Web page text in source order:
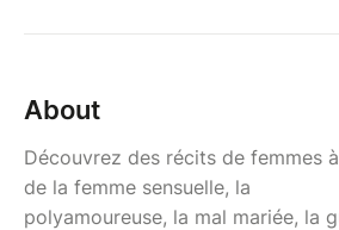
About
Découvrez des récits de femmes
de la femme sensuelle, la
polyamoureuse, la mal mariée, la